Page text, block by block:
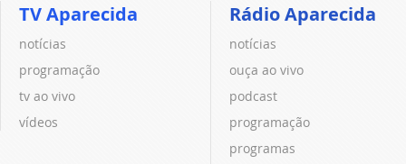
TV Aparecida
notícias
programação
tv ao vivo
vídeos
Rádio Aparecida
notícias
ouça ao vivo
podcast
programação
programas